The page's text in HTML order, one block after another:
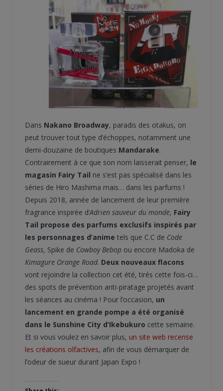
Dans Nakano Broadway, paradis des otakus, on
peut trouver tout type d’échoppes, notamment une
demi-douzaine de boutiques Mandarake.
Contrairement à ce que son nom laisserait penser, le
magasin Fairy Tail ne s’est pas spécialisé dans les
séries de Hiro Mashima mais… dans les parfums !
Depuis 2018, année de lancement de leur première
fragrance inspirée d’Adrien sauveur du monde, Fairy
Tail propose des parfums exclusifs inspirés par
les personnages d’anime tels que C.C de Code
Geass, Spike de Cowboy Bebop ou encore Madoka de
Kimagure Orange Road. Deux nouveaux flacons
vont rejoindre la collection cet été, tirés cette fois-ci…
des spots de prévention anti-piratage projetés avant
les séances au cinéma ! Pour l’occasion, un
lancement en grande pompe a été organisé
dans le Sunshine City d’Ikebukuro cette semaine.
Et si vous voulez en savoir plus, un site web recense
les créations olfactives, afin de vous démarquer de
l’odeur de sueur durant Japan Expo !